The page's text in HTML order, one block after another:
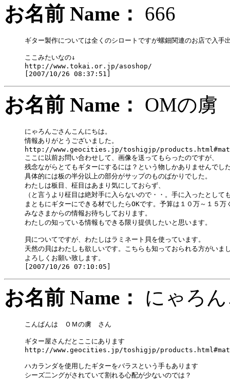
お名前 Name： 666
ギター製作については全くのシロートですが螺鈿関連のお店で入手
ここみたいなの↓
http://www.tokai.or.jp/asoshop/
お名前 Name： OM
にゃろんごさんこんにちは。
情報ありがとうございました。
http://www.geocities.jp/toshigjp/
ここに以前お問い合わせして、画像を送ってもらったのですが、
残念ながらとてもギターにするには？という物しかありませんでし
具体的には板の半分以上の部分がサップのものばかりでした。
わたしは板目、柾目はあまり気にしておらず、
（と言うより柾目は絶対手に入らないので・・。手に入ったとして
まともにギターにできる材でしたらOKです。予算は１０万～１５万
みなさまからの情報お待ちしております。
わたしの知っている情報もできる限り提供したいと思います。
貝についてですが、わたしはラミネート貝を使っています。
天然の貝はわたしも欲しいです。こちらも知っておられる方がいま
よろしくお願い致します。
お名前 Name： にゃ
こんばんは　ＯＭの虜　さん
ギター屋さんだとここにあります
http://www.geocities.jp/toshigjp/
ハカランダを使用したギターをバラスという手もあります
シーズ二ングがされていて割れる心配が少ないのでは？